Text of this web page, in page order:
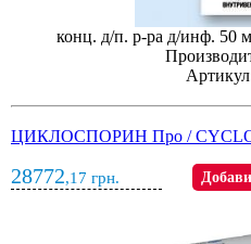
конц. д/п. р-ра д/инф. 50
ЦИКЛОСПОРИН Про /
28772,17 грн.